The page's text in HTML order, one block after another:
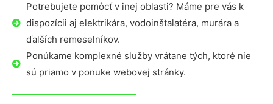
Potrebujete pomôcť v inej oblasti? Máme pre vás k
dispozícii aj elektrikára, vodoinštalatéra, murára a
ďalších remeselníkov.
Ponúkame komplexné služby vrátane tých, ktoré nie
sú priamo v ponuke webovej stránky.